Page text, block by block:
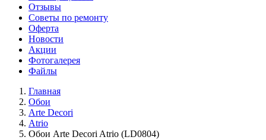
Отзывы
Советы по ремонту
Оферта
Новости
Акции
Фотогалерея
Файлы
Главная
Обои
Arte Decori
Atrio
Обои Arte Decori Atrio (LD0804)